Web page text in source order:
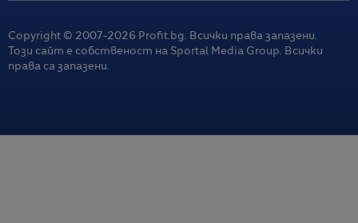
Copyright © 2007-2026 Profit.bg. Всички права запазени.
Този сайт е собственост на Sportal Media Group. Всички
права са запазени.